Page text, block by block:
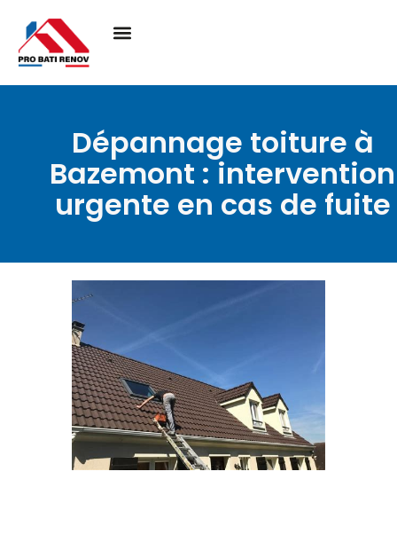
Dépannage toiture à
Bazemont : intervention
urgente en cas de fuite